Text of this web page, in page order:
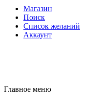
Магазин
Поиск
Список желаний
Аккаунт
Главное меню